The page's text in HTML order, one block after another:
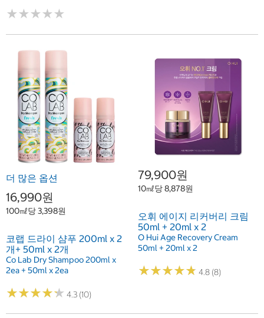
★★★★★
★★★★★
더 많은 옵션
16,990원
100㎖당 3,398원
코랩 드라이 샴푸 200ml x 2
개+ 50ml x 2개
Co Lab Dry Shampoo 200ml x
2ea + 50ml x 2ea
★★★★★
★★★★★ 4.3 (10)
79,900원
10㎖당 8,878원
오휘 에이지 리커버리 크림
50ml + 20ml x 2
O Hui Age Recovery Cream
50ml + 20ml x 2
★★★★★
★★★★★ 4.8 (8)